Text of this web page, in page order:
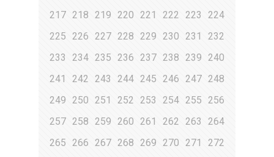
217 218 219 220 221 222 223
224
225
226 227 228 229 230 231
232
233
234 235 236 237 238 239
240
241
242 243 244 245 246 247 248
249
250 251 252 253 254 255
256
257 258 259 260 261 262 263
264
265
266 267 268 269 270 271
272